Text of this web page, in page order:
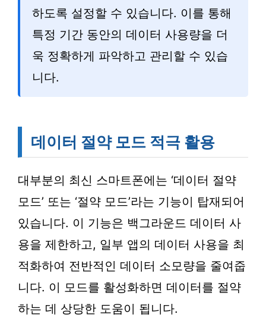
하도록 설정할 수 있습니다. 이를 통해
특정 기간 동안의 데이터 사용량을 더
욱 정확하게 파악하고 관리할 수 있습
니다.
데이터 절약 모드 적극 활용
대부분의 최신 스마트폰에는 ‘데이터 절약
모드’ 또는 ‘절약 모드’라는 기능이 탑재되어
있습니다. 이 기능은 백그라운드 데이터 사
용을 제한하고, 일부 앱의 데이터 사용을 최
적화하여 전반적인 데이터 소모량을 줄여줍
니다. 이 모드를 활성화하면 데이터를 절약
하는 데 상당한 도움이 됩니다.